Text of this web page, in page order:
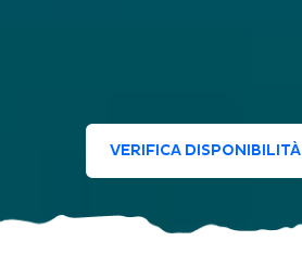
VERIFICA DISPONIBILITÀ